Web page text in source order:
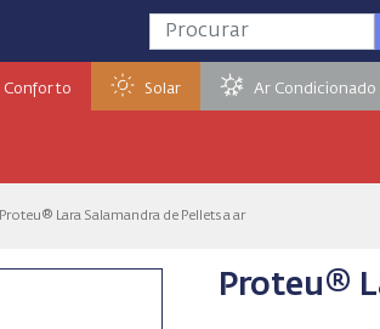
Conforto Solar Ar Condicionado
Proteu® Lara Salamandra de Pellets a ar
Proteu®